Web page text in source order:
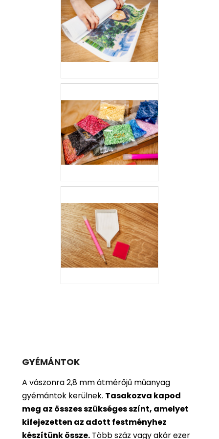
GYÉMÁNTOK
A vászonra 2,8 mm átmérőjű műanyag
gyémántok kerülnek. Tasakozva kapod
meg az összes szükséges színt, amelyet
kifejezetten az adott festményhez
készítünk össze. Több száz vagy akár ezer